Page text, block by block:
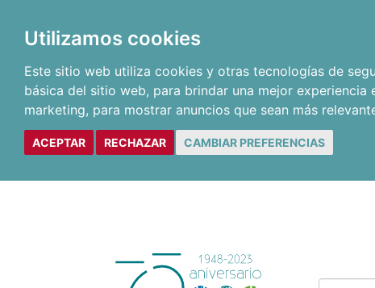
Utilizamos cookies
Este sitio web utiliza cookies y otras tecnologías de
básica del sitio web, para brindar una mejor experiencia
marketing, para mostrar anuncios que sean más
ACEPTAR RECHAZAR CAMBIAR PREFERENCIAS